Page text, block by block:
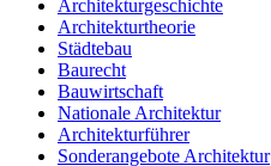
Architekturgeschichte
Architekturtheorie
Städtebau
Baurecht
Bauwirtschaft
Nationale Architektur
Architekturführer
Sonderangebote Architektur